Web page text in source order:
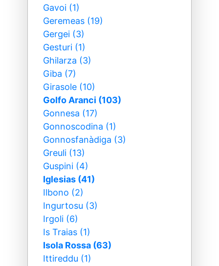
Gavoi (1)
Geremeas (19)
Gergei (3)
Gesturi (1)
Ghilarza (3)
Giba (7)
Girasole (10)
Golfo Aranci (103)
Gonnesa (17)
Gonnoscodina (1)
Gonnosfanàdiga (3)
Greuli (13)
Guspini (4)
Iglesias (41)
Ilbono (2)
Ingurtosu (3)
Irgoli (6)
Is Traias (1)
Isola Rossa (63)
Ittireddu (1)